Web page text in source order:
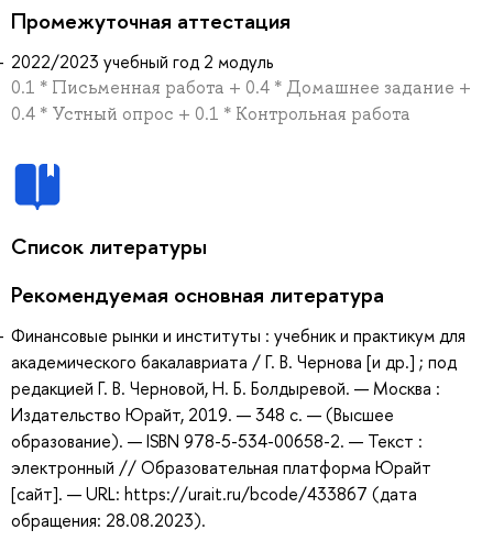
Промежуточная аттестация
2022/2023 учебный год 2 модуль
0.1 * Письменная работа + 0.4 * Домашнее задание +
0.4 * Устный опрос + 0.1 * Контрольная работа
Список литературы
Рекомендуемая основная литература
Финансовые рынки и институты : учебник и практикум для
академического бакалавриата / Г. В. Чернова [и др.] ; под
редакцией Г. В. Черновой, Н. Б. Болдыревой. — Москва :
Издательство Юрайт, 2019. — 348 с. — (Высшее
образование). — ISBN 978-5-534-00658-2. — Текст :
электронный // Образовательная платформа Юрайт
[сайт]. — URL: https://urait.ru/bcode/433867 (дата
обращения: 28.08.2023).